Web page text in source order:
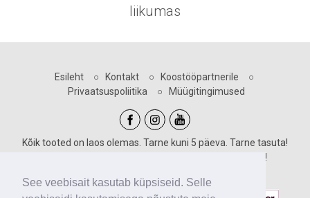
See veebisait kasutab küpsiseid. Selle
liikumas
Esileht○ Kontakt○ Koostööpartnerile ○
Privaatsuspoliitika
○ Müügitingimused
Kõik tooted on laos olemas. Tarne kuni 5 päeva. Tarne tasuta!
Sooduskoodid kehtivad vastava märgiga toodetele!
Maksevõimalused: